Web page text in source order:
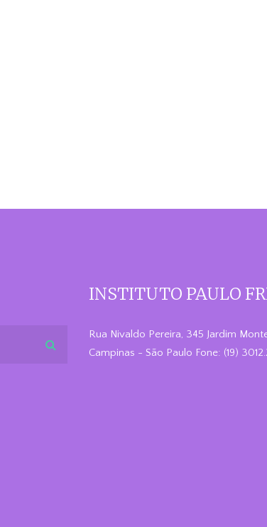
INSTITUTO PAULO
Rua Nivaldo Pereira, 345 Jardim
Campinas - São Paulo Fone: (19)